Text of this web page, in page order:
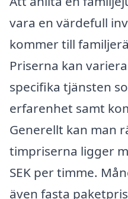
vara en värdefull
kommer till
Priserna kan
specifika tjänsten
erfarenhet samt
Generellt kan man
timpriserna ligger
SEK per timme.
även fasta